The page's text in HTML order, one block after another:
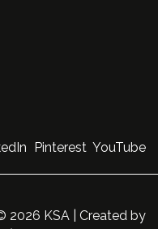
Pinterest YouTube
2026 KSA | Created by